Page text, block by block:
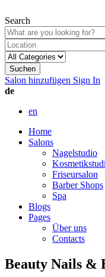
Search
Suchen
Salon hinzufügen Sign In
de
en
Home
Salons
Nagelstudio
Friseursalon
Barber Shops
Spa
Blogs
Pages
Über uns
Contacts
Beauty Nails &